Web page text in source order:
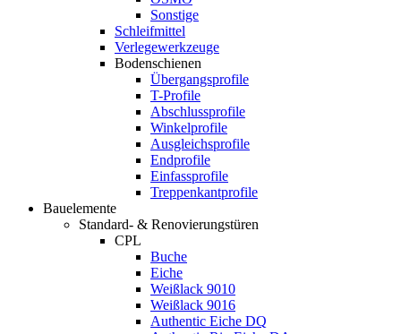
Sonstige
Schleifmittel
Verlegewerkzeuge
Bodenschienen
Übergangsprofile
T-Profile
Abschlussprofile
Winkelprofile
Ausgleichsprofile
Endprofile
Einfassprofile
Treppenkantprofile
Bauelemente
Standard- & Renovierungstüren
CPL
Buche
Eiche
Weißlack 9010
Weißlack 9016
Authentic Eiche DQ